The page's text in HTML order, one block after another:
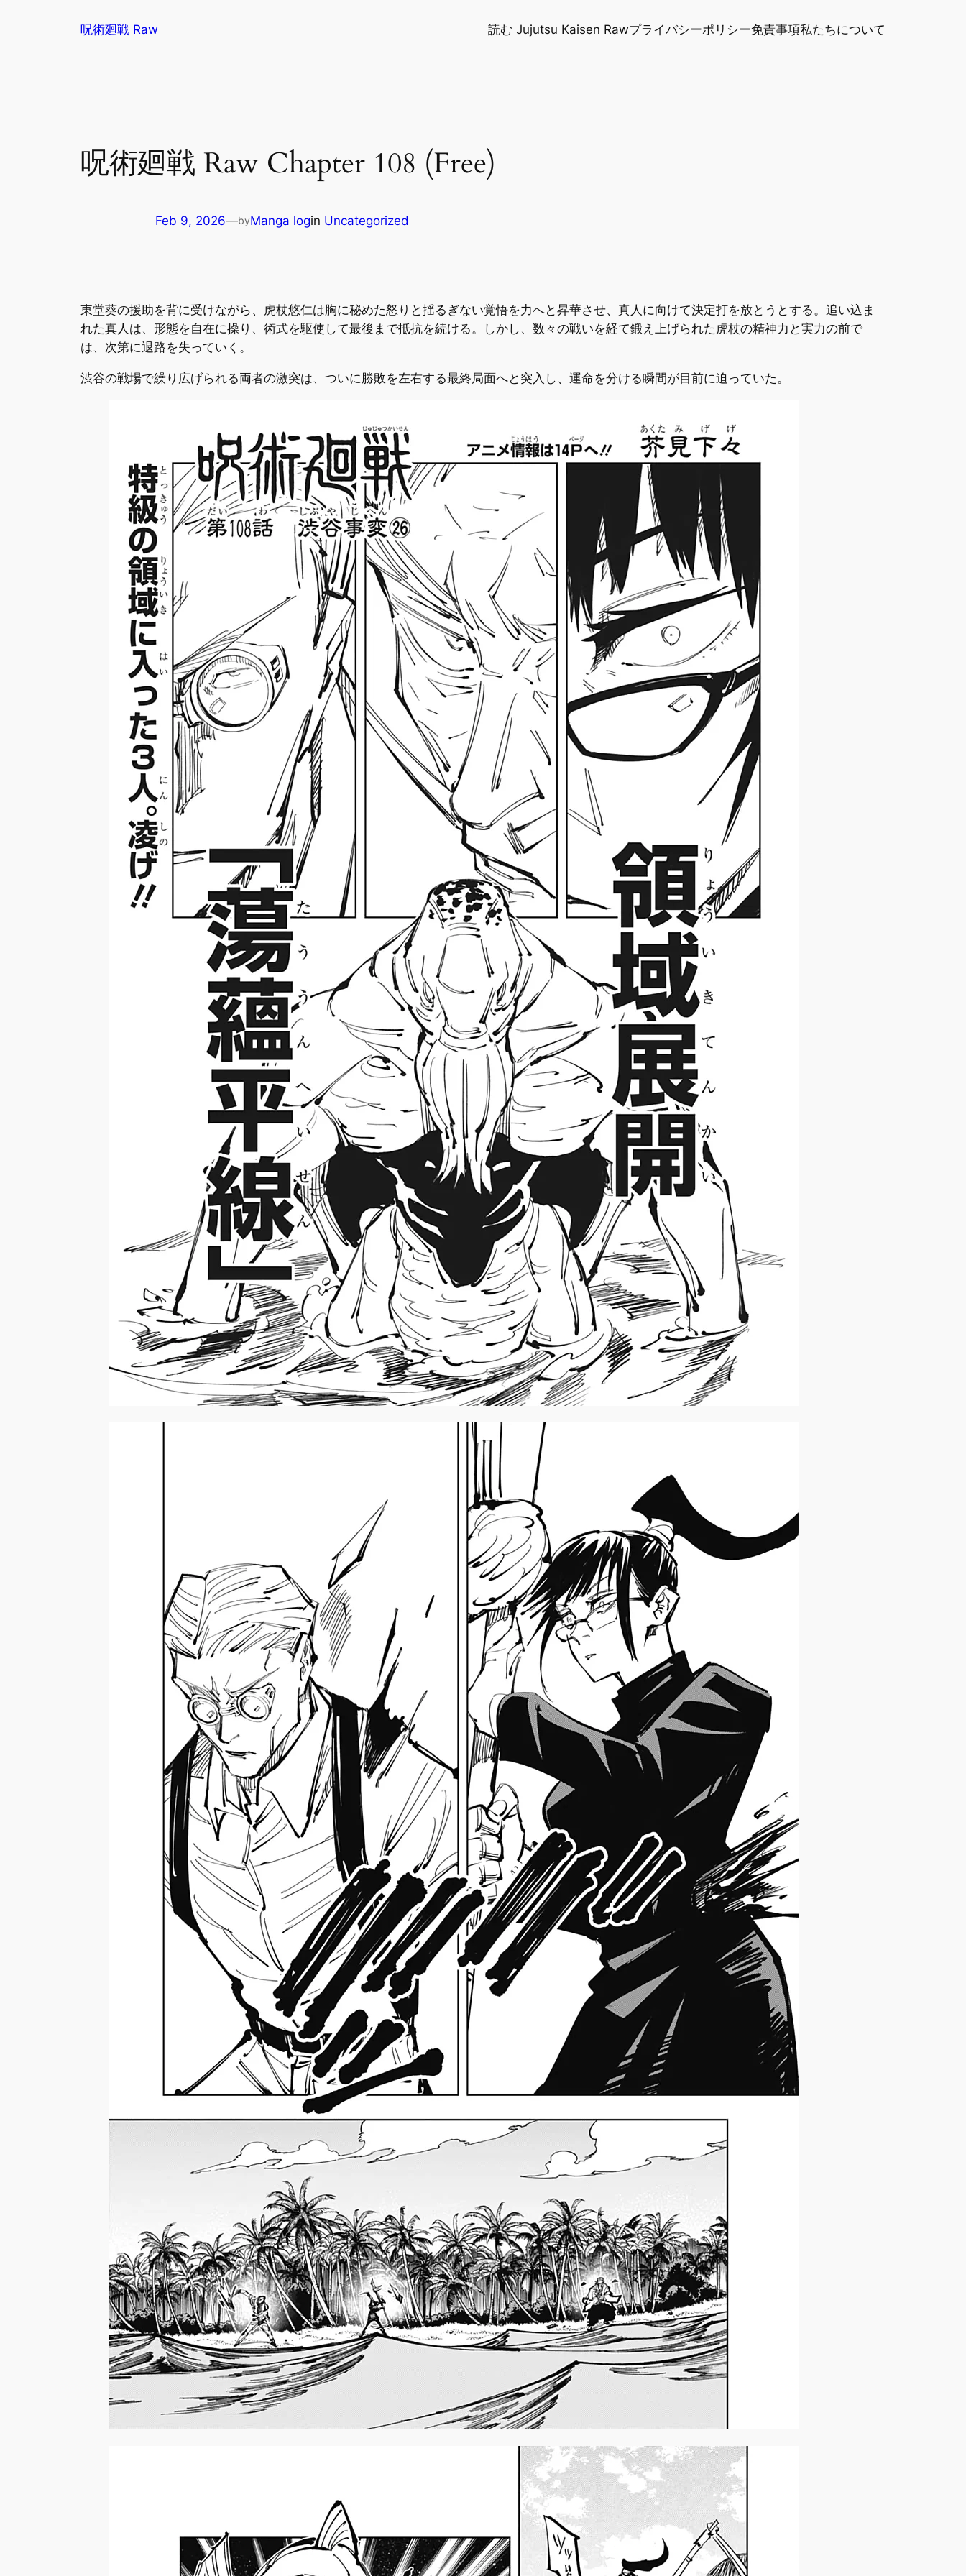
呪術廻戦 Raw 読む Jujutsu Kaisen Rawプライバシーポリシー免責事項私たちについて
呪術廻戦 Raw Chapter 108 (Free)
Feb 9, 2026—byManga login Uncategorized
東堂葵の援助を背に受けながら、虎杖悠仁は胸に秘めた怒りと揺るぎない覚悟を力へと昇華させ、真人に向けて決定打を放とうとする。追い込ま
れた真人は、形態を自在に操り、術式を駆使して最後まで抵抗を続ける。しかし、数々の戦いを経て鍛え上げられた虎杖の精神力と実力の前で
は、次第に退路を失っていく。
渋谷の戦場で繰り広げられる両者の激突は、ついに勝敗を左右する最終局面へと突入し、運命を分ける瞬間が目前に迫っていた。